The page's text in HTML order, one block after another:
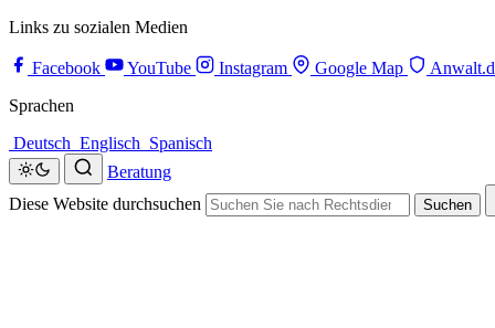
Links zu sozialen Medien
Facebook YouTube Instagram Google Map
Sprachen
Deutsch Englisch Spanisch
Beratung
Diese Website durchsuchen
Suchen